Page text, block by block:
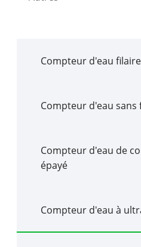
Compteur d'eau filaire
Compteur d'eau sans
Compteur d'eau de
épayé
Compteur d'eau à